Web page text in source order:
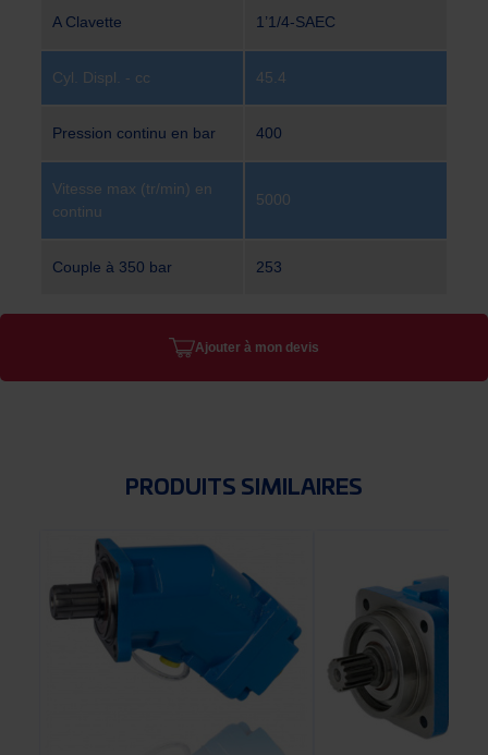
A Clavette 1’1/4-SAEC
Cyl. Displ. - cc 45.4
Pression continu en bar 400
Vitesse max (tr/min) en
continu
5000
Couple à 350 bar 253
Ajouter à mon devis
PRODUITS SIMILAIRES